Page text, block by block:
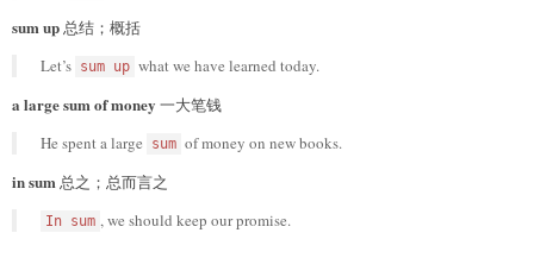
sum up总结；概括
Let’s sum up what we have learned today.
a large sum of money 一大笔钱
He spent a large
sum of money on new books.
in sum 总之；总而言之
In sum , we should keep our promise.